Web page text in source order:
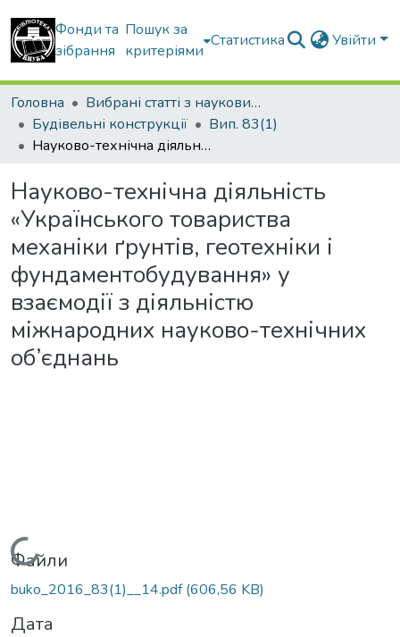
Фонди та
зібрання
Пошук за
критеріями
Статистика Увійти
Головна
Вибрані статті з наукових збірників КНУБА
Будівельні конструкції
Вип. 83(1)
Науково-технічна діяльність «Українського товариства механіки ґрунтів, геотехніки і фундаментобудування» у взаємодії з діяльністю міжнародних науково-технічних об’єднань
Науково-технічна діяльність
«Українського товариства
механіки ґрунтів, геотехніки і
фундаментобудування» у
взаємодії з діяльністю
міжнародних науково-технічних
об’єднань
Вантажиться...
Файли
buko_2016_83(1)__14.pdf(606,56 KB)
Дата